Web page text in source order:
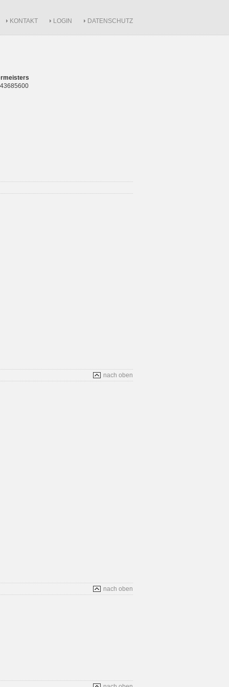
KONTAKT LOGIN DATENSCHUTZ
nach oben
nach oben